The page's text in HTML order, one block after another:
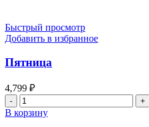
Быстрый просмотр
Добавить в избранное
Пятница
4,799 ₽
Количество
товара
Пятница
В корзину